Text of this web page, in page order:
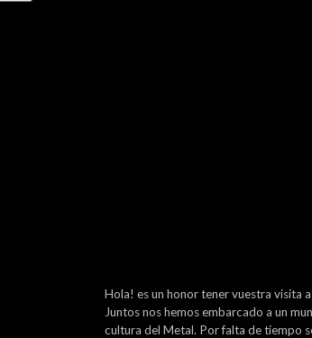
Hola! es un honor tener vuestra visita
Juntos nos hemos embarcado a un
cultura del Metal. Por falta de tiempo